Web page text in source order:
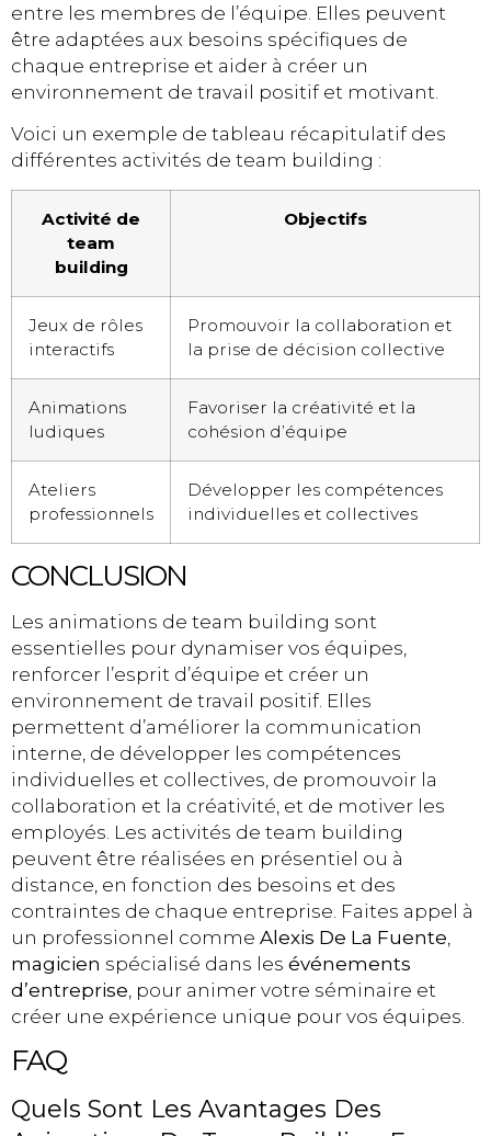
entre les membres de l’équipe. Elles peuvent
être adaptées aux besoins spécifiques de
chaque entreprise et aider à créer un
environnement de travail positif et motivant.
Voici un exemple de tableau récapitulatif des
différentes activités de team building :
Activité de
team
building
Objectifs
Jeux de rôles
interactifs
Promouvoir la collaboration et
la prise de décision collective
Animations
ludiques
Favoriser la créativité et la
cohésion d’équipe
Ateliers
professionnels
Développer les compétences
individuelles et collectives
CONCLUSION
Les animations de team building sont
essentielles pour dynamiser vos équipes,
renforcer l’esprit d’équipe et créer un
environnement de travail positif. Elles
permettent d’améliorer la communication
interne, de développer les compétences
individuelles et collectives, de promouvoir la
collaboration et la créativité, et de motiver les
employés. Les activités de team building
peuvent être réalisées en présentiel ou à
distance, en fonction des besoins et des
contraintes de chaque entreprise. Faites appel à
un professionnel comme Alexis De La Fuente
magicien spécialisé dans les événements
d’entreprise , pour animer votre séminaire et
créer une expérience unique pour vos équipes.
FAQ
Quels Sont Les Avantages Des